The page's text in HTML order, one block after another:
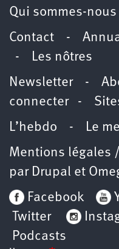
Qui sommes-nous
Contact -
-
Les nôtres
Newsletter-
connecter-
L’hebdo -
Le
Mentions légales
par Drupal et
Facebook
Twitter
Podcasts